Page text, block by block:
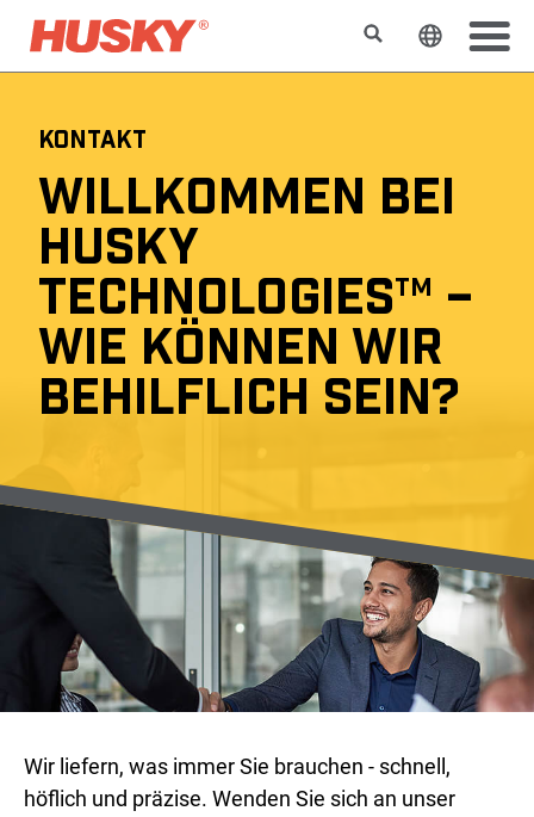
SuchenSprache
KONTAKT
WILLKOMMEN BEI
HUSKY
TECHNOLOGIESTM –
WIE KÖNNEN WIR
BEHILFLICH SEIN?
Wir liefern, was immer Sie brauchen - schnell,
höflich und präzise. Wenden Sie sich an unser